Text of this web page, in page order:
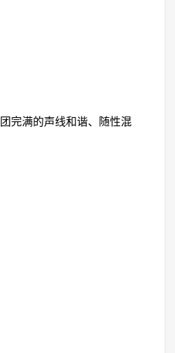
完满的声线和谐、随性混